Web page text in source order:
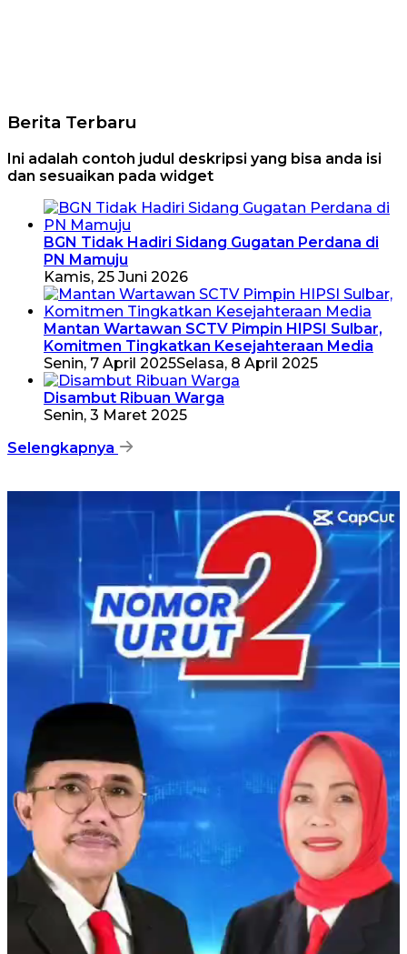
Berita Terbaru
Ini adalah contoh judul deskripsi yang bisa anda isi
dan sesuaikan pada widget
BGN Tidak Hadiri Sidang Gugatan Perdana di
PN Mamuju
Kamis, 25 Juni 2026
Mantan Wartawan SCTV Pimpin HIPSI Sulbar,
Komitmen Tingkatkan Kesejahteraan Media
Senin, 7 April 2025Selasa, 8 April 2025
Disambut Ribuan Warga
Senin, 3 Maret 2025
Selengkapnya